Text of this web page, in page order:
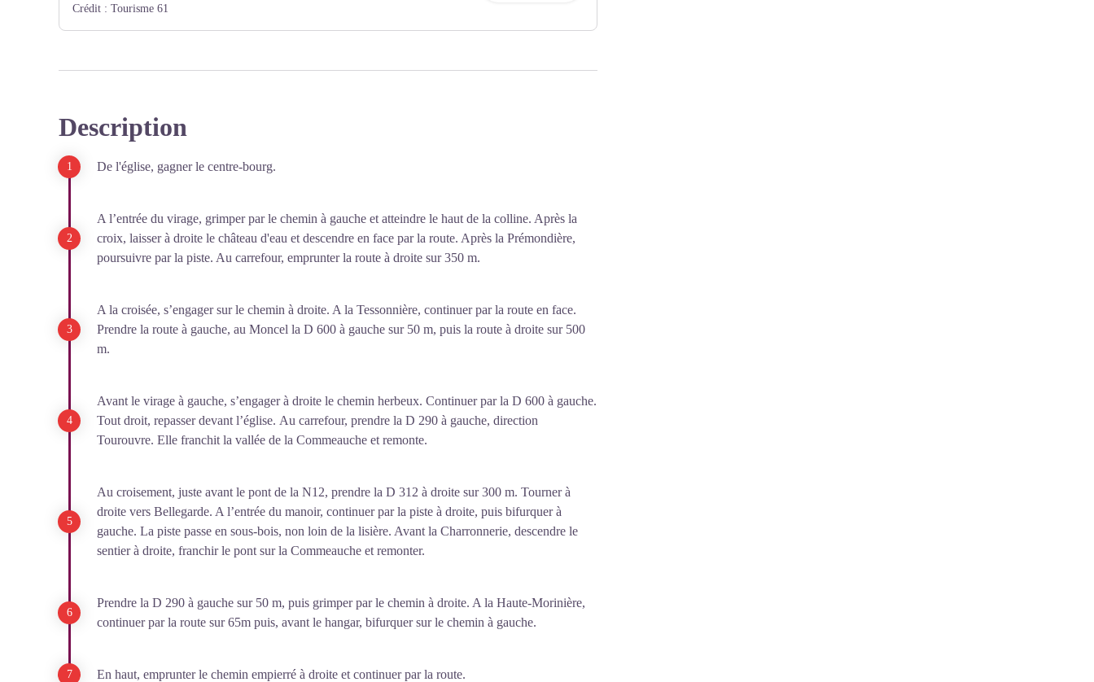
Crédit : Tourisme 61
Description
De l'église, gagner le centre-bourg.
A l’entrée du virage, grimper par le chemin à gauche et atteindre le haut de la colline. Après la
croix, laisser à droite le château d'eau et descendre en face par la route. Après la Prémondière,
poursuivre par la piste. Au carrefour, emprunter la route à droite sur 350 m.
A la croisée, s’engager sur le chemin à droite. A la Tessonnière, continuer par la route en face.
Prendre la route à gauche, au Moncel la D 600 à gauche sur 50 m, puis la route à droite sur 500
m.
Avant le virage à gauche, s’engager à droite le chemin herbeux. Continuer par la D 600 à gauche.
Tout droit, repasser devant l’église. Au carrefour, prendre la D 290 à gauche, direction
Tourouvre. Elle franchit la vallée de la Commeauche et remonte.
Au croisement, juste avant le pont de la N12, prendre la D 312 à droite sur 300 m. Tourner à
droite vers Bellegarde. A l’entrée du manoir, continuer par la piste à droite, puis bifurquer à
gauche. La piste passe en sous-bois, non loin de la lisière. Avant la Charronnerie, descendre le
sentier à droite, franchir le pont sur la Commeauche et remonter.
Prendre la D 290 à gauche sur 50 m, puis grimper par le chemin à droite. A la Haute-Morinière,
continuer par la route sur 65m puis, avant le hangar, bifurquer sur le chemin à gauche.
En haut, emprunter le chemin empierré à droite et continuer par la route.